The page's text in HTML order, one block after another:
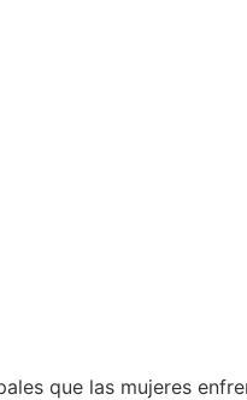
que las mujeres